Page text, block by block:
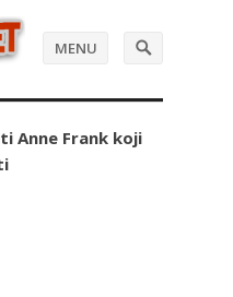
MENU
Anne Frank koji